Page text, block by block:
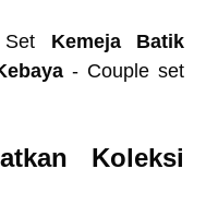
Set Kemeja Batik
- Couple set
Koleksi